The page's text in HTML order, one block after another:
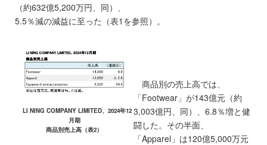
（約632億5,200万円、同）、
5.5％減の減益に至った（表1を参照）。
LI NING COMPANY LIMITED、2024年12
月期
商品別売上高（表2）
商品別の売上高では、
「Footwear」が143億元（約
3,003億円、同）、6.8％増と健
闘した。その半面、
「Apparel」は120億5,000万元